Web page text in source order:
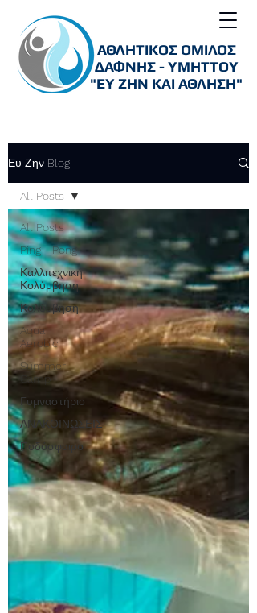
ΑΘΛΗΤΙΚΟΣ ΟΜΙΛΟΣ
ΔΑΦΝΗΣ - ΥΜΗΤΤΟΥ
"ΕΥ ΖΗΝ ΚΑΙ ΑΘΛΗΣΗ"
Ευ Ζην Blog
All Posts
Ping - Pong
Καλλιτεχνική
Κολύμβηση
Κολύμβηση
Aqua
Aerobic
Summer
Camp
Γυμναστήριο
ΑΝΑΚΟΙΝΩΣΕΙΣ
Ποδόσφαιρο
All Posts